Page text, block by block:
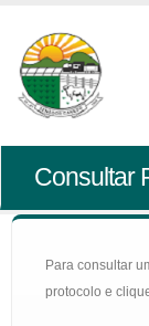
Consultar
Para consultar
protocolo e